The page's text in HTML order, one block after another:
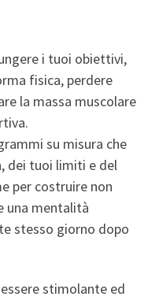
i tuoi obiettivi,
fisica, perdere
la massa muscolare
su misura che
dei tuoi limiti e del
per costruire non
una mentalità
stesso giorno dopo
stimolante ed